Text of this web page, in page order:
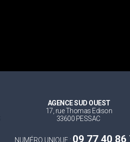
AGENCE SUD OUEST
17, rue Thomas Edison
33600 PESSAC
NUMÉRO UNIQUE : 09 77 40 86